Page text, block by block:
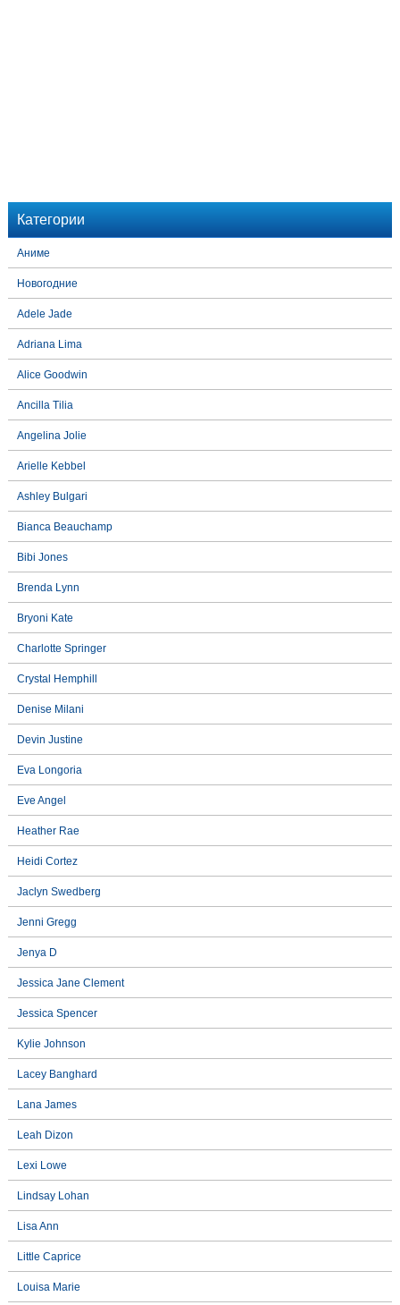
Категории
Аниме
Новогодние
Adele Jade
Adriana Lima
Alice Goodwin
Ancilla Tilia
Angelina Jolie
Arielle Kebbel
Ashley Bulgari
Bianca Beauchamp
Bibi Jones
Brenda Lynn
Bryoni Kate
Charlotte Springer
Crystal Hemphill
Denise Milani
Devin Justine
Eva Longoria
Eve Angel
Heather Rae
Heidi Cortez
Jaclyn Swedberg
Jenni Gregg
Jenya D
Jessica Jane Clement
Jessica Spencer
Kylie Johnson
Lacey Banghard
Lana James
Leah Dizon
Lexi Lowe
Lindsay Lohan
Lisa Ann
Little Caprice
Louisa Marie